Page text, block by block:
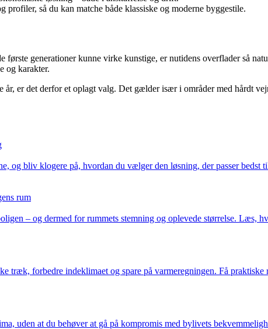
så du kan matche både klassiske og moderne byggestile.
generationer kunne virke kunstige, er nutidens overflader så
og karakter.
år, er det derfor et oplagt valg. Det gælder især i områder med hårdt
og bliv klogere på, hvordan du vælger den løsning, der passer
rum
– og dermed for rummets stemning og oplevede størrelse. Læs,
forbedre indeklimaet og spare på varmeregningen. Få
uden at du behøver at gå på kompromis med bylivets